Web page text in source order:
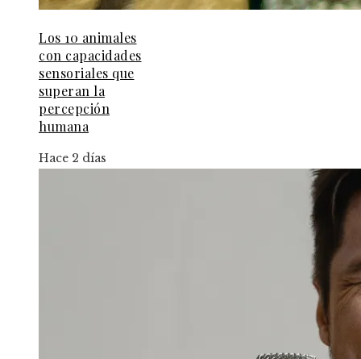
Los 10 animales
con capacidades
sensoriales que
superan la
percepción
humana
Hace 2 días